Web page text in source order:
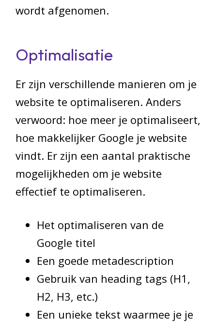
wordt afgenomen.
Optimalisatie
Er zijn verschillende manieren om je
website te optimaliseren. Anders
verwoord: hoe meer je optimaliseert,
hoe makkelijker Google je website
vindt. Er zijn een aantal praktische
mogelijkheden om je website
effectief te optimaliseren.
Het optimaliseren van de
Google titel
Een goede metadescription
Gebruik van heading tags (H1,
H2, H3, etc.)
Een unieke tekst waarmee je je